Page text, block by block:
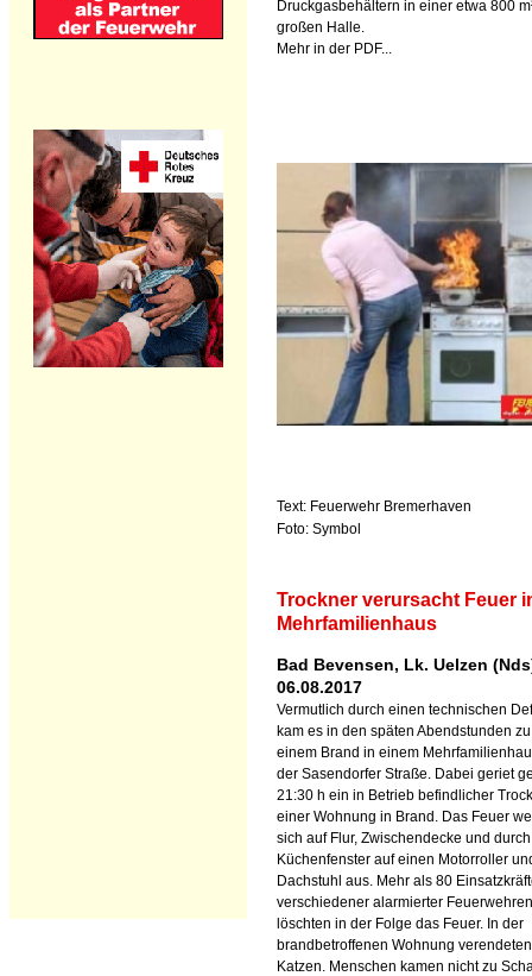
Druckgasbehältern in einer etwa 800
großen Halle.
Mehr in der PDF...
Text: Feuerwehr Bremerhaven
Foto: Symbol
Trockner verursacht Feuer
Mehrfamilienhaus
Bad Bevensen, Lk. Uelzen
06.08.2017
Vermutlich durch einen technischen
kam es in den späten Abendstunden zu
einem Brand in einem
der Sasendorfer Straße. Dabei geriet
21:30 h ein in Betrieb befindlicher
einer Wohnung in Brand. Das Feuer
sich auf Flur, Zwischendecke und
Küchenfenster auf einen Motorroller
Dachstuhl aus. Mehr als 80
verschiedener alarmierter Feuerwehren
löschten in der Folge das Feuer. In der
brandbetroffenen Wohnung
Katzen. Menschen kamen nicht zu